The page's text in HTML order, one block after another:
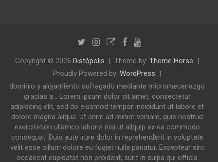
Copyright © 2026 Distópolis Theme by: Theme Horse
Proudly Powered by: WordPress
dominio y alojamiento sufragado mediante micromecenazgo
gracias a... Lorem ipsum dolor sit amet, consectetur
adipiscing elit, sed do eiusmod tempor incididunt ut labore et
dolore magna aliqua. Ut enim ad minim veniam, quis nostrud
exercitation ullamco laboris nisi ut aliquip ex ea commodo
consequat. Duis aute irure dolor in reprehenderit in voluptate
velit esse cillum dolore eu fugiat nulla pariatur. Excepteur sint
occaecat cupidatat non proident, sunt in culpa qui officia